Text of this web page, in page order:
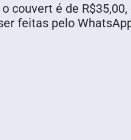
é de
feitas pelo